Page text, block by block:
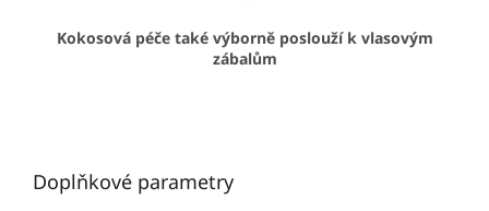
Kokosová péče také výborně poslouží k vlasovým
zábalům
Doplňkové parametry